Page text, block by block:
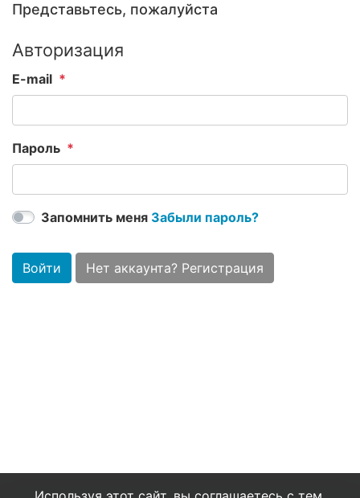
Представьтесь, пожалуйста
Авторизация
E-mail
Пароль
Запомнить меня Забыли пароль?
Войти Нет аккаунта? Регистрация